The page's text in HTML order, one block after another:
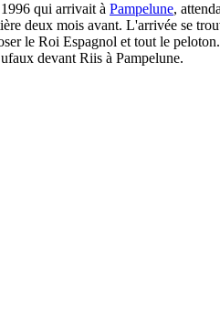
qui arrivait à Pampelune,
deux mois avant. L'arrivée se
le Roi Espagnol et tout le
devant Riis à Pampelune.